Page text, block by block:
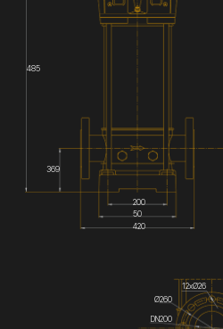
485
369
200
50
420
DN200
12хØ26
Ø260